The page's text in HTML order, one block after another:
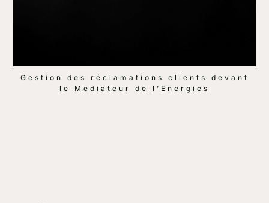
Gestion des réclamations clients devant
le Mediateur de l’Energies